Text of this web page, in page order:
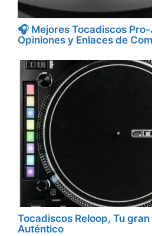
🎧 Mejores Tocadiscos
Opiniones y Enlaces de
Tocadiscos Reloop, Tu
Auténtico